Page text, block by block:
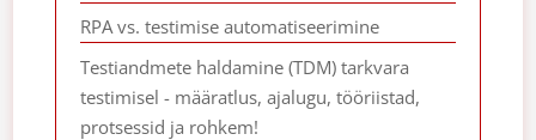
RPA vs. testimise automatiseerimine
Testiandmete haldamine (TDM) tarkvara
testimisel - määratlus, ajalugu, tööriistad,
protsessid ja rohkem!